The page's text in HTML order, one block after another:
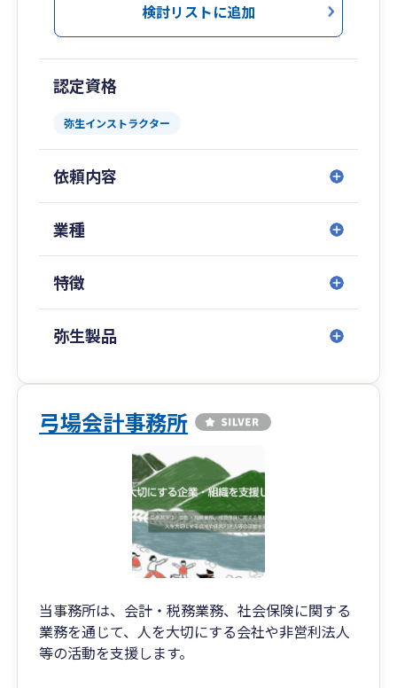
検討リストに追加
認定資格
弥生インストラクター
依頼内容
業種
特徴
弥生製品
弓場会計事務所
当事務所は、会計・税務業務、社会保険に関する
業務を通じて、人を大切にする会社や非営利法人
等の活動を支援します。